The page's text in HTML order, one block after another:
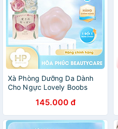
Xà Phòng Dưỡng Da Dành
Cho Ngực Lovely Boobs
145.000 đ